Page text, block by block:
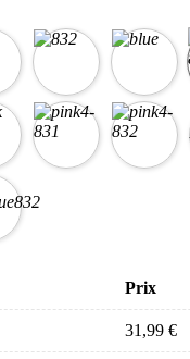
Prix
31,99 €